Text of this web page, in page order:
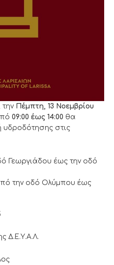
την Πέμπτη, 13 Νοεμβρίου
09:00 έως 14:00 θα
υδροδότησης στις
Γεωργιάδου έως την οδό
την οδό Ολύμπου έως
Δ.Ε.Υ.Α.Λ.